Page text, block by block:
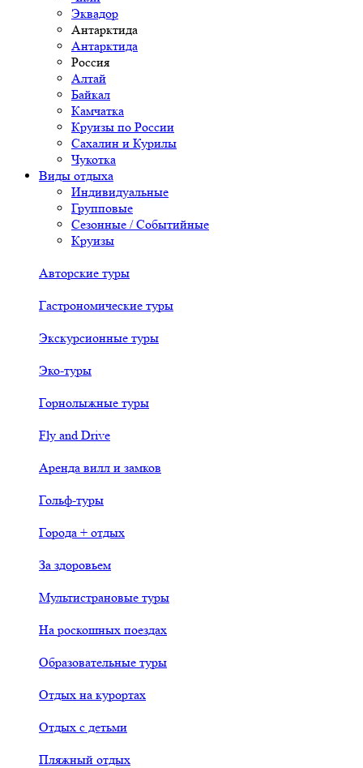
Эквадор
Антарктида
Антарктида
Россия
Алтай
Байкал
Камчатка
Круизы по России
Сахалин и Курилы
Чукотка
Виды отдыха
Индивидуальные
Групповые
Сезонные / Событийные
Круизы
Авторские туры
Гастрономические туры
Экскурсионные туры
Эко-туры
Горнолыжные туры
Fly and Drive
Аренда вилл и замков
Гольф-туры
Города + отдых
За здоровьем
Мультистрановые туры
На роскошных поездах
Образовательные туры
Отдых на курортах
Отдых с детьми
Пляжный отдых